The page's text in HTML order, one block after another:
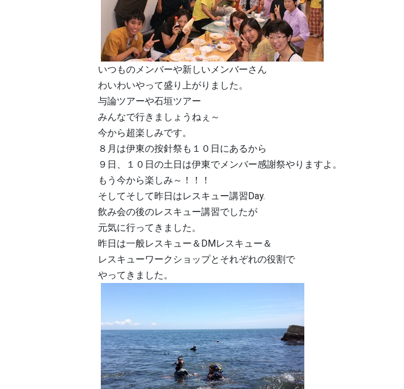
いつものメンバーや新しいメンバーさん
わいわいやって盛り上がりました。
与論ツアーや石垣ツアー
みんなで行きましょうねぇ～
今から超楽しみです。
８月は伊東の按針祭も１０日にあるから
９日、１０日の土日は伊東でメンバー感謝祭やりますよ。
もう今から楽しみ～！！！
そしてそして昨日はレスキュー講習Day.
飲み会の後のレスキュー講習でしたが
元気に行ってきました。
昨日は一般レスキュー＆DMレスキュー＆
レスキューワークショップとそれぞれの役割で
やってきました。